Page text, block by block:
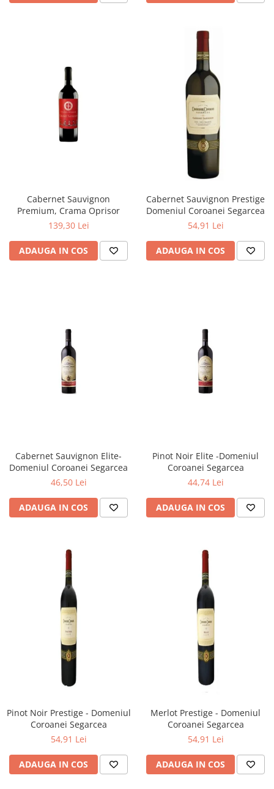
Cabernet Sauvignon
Premium, Crama Oprisor
139,30 Lei
ADAUGA IN COS
Cabernet Sauvignon Prestige
Domeniul Coroanei Segarcea
54,91 Lei
ADAUGA IN COS
Cabernet Sauvignon Elite-
Domeniul Coroanei Segarcea
46,50 Lei
ADAUGA IN COS
Pinot Noir Elite -Domeniul
Coroanei Segarcea
44,74 Lei
ADAUGA IN COS
Pinot Noir Prestige - Domeniul
Coroanei Segarcea
54,91 Lei
ADAUGA IN COS
Merlot Prestige - Domeniul
Coroanei Segarcea
54,91 Lei
ADAUGA IN COS